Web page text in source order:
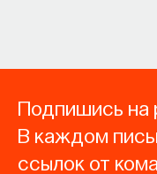
Подпишись на
В каждом
ссылок от